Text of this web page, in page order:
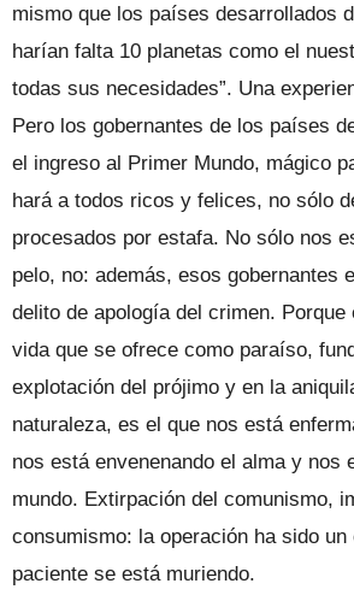
mismo que los países desarrollados
harían falta 10 planetas como el
todas sus necesidades”. Una
Pero los gobernantes de los países
el ingreso al Primer Mundo, mágico
hará a todos ricos y felices, no sólo
procesados por estafa. No sólo nos
pelo, no: además, esos gobernantes
delito de apología del crimen.
vida que se ofrece como paraíso,
explotación del prójimo y en la
naturaleza, es el que nos está
nos está envenenando el alma y nos
mundo. Extirpación del comunismo,
consumismo: la operación ha sido un
paciente se está muriendo.